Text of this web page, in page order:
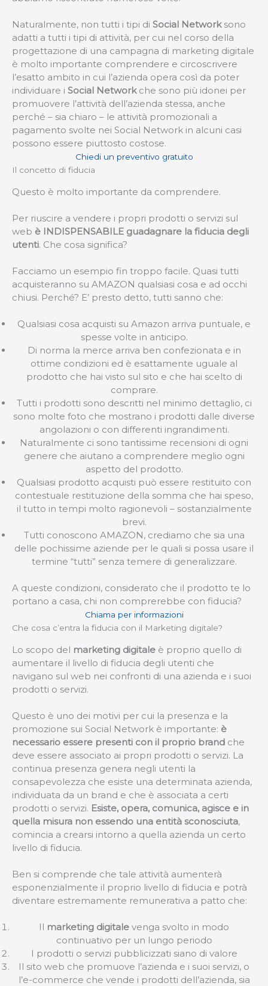
Naturalmente, non tutti i tipi di Social Networksono
adatti a tutti i tipi di attività, per cui nel corso della
progettazione di una campagna di marketing digitale
è molto importante comprendere e circoscrivere
l’esatto ambito in cui l’azienda opera così da poter
individuare i Social Networkche sono più idonei per
promuovere l’attività dell’azienda stessa, anche
perché – sia chiaro – le attività promozionali a
pagamento svolte nei Social Network in alcuni casi
possono essere piuttosto costose.
Chiedi un preventivo gratuito
Il concetto di fiducia
Questo è molto importante da comprendere.
Per riuscire a vendere i propri prodotti o servizi sul
web è INDISPENSABILE guadagnare la fiducia degli
utenti. Che cosa significa?
Facciamo un esempio fin troppo facile. Quasi tutti
acquisteranno su AMAZON qualsiasi cosa e ad occhi
chiusi. Perché? E’ presto detto, tutti sanno che:
Qualsiasi cosa acquisti su Amazon arriva puntuale, e
spesse volte in anticipo.
Di norma la merce arriva ben confezionata e in
ottime condizioni ed è esattamente uguale al
prodotto che hai visto sul sito e che hai scelto di
comprare.
Tutti i prodotti sono descritti nel minimo dettaglio, ci
sono molte foto che mostrano i prodotti dalle diverse
angolazioni o con differenti ingrandimenti.
Naturalmente ci sono tantissime recensioni di ogni
genere che aiutano a comprendere meglio ogni
aspetto del prodotto.
Qualsiasi prodotto acquisti può essere restituito con
contestuale restituzione della somma che hai speso,
il tutto in tempi molto ragionevoli – sostanzialmente
brevi.
Tutti conoscono AMAZON, crediamo che sia una
delle pochissime aziende per le quali si possa usare il
termine “tutti” senza temere di generalizzare.
A queste condizioni, considerato che il prodotto te lo
portano a casa, chi non comprerebbe con fiducia?
Chiama per informazioni
Che cosa c’entra la fiducia con il Marketing digitale?
Lo scopo del marketing digitale è proprio quello di
aumentare il livello di fiducia degli utenti che
navigano sul web nei confronti di una azienda e i suoi
prodotti o servizi.
Questo è uno dei motivi per cui la presenza e la
promozione sui Social Network è importante: è
necessario essere presenti con il proprio brand che
deve essere associato ai propri prodotti o servizi. La
continua presenza genera negli utenti la
consapevolezza che esiste una determinata azienda,
individuata da un brand e che è associata a certi
prodotti o servizi. Esiste, opera, comunica, agisce e in
quella misura non essendo una entità sconosciuta,
comincia a crearsi intorno a quella azienda un certo
livello di fiducia.
Ben si comprende che tale attività aumenterà
esponenzialmente il proprio livello di fiducia e potrà
diventare estremamente remunerativa a patto che:
Il marketing digitale venga svolto in modo
continuativo per un lungo periodo
I prodotti o servizi pubblicizzati siano di valore
Il sito web che promuove l’azienda e i suoi servizi, o
l’e-commerce che vende i prodotti dell’azienda, sia